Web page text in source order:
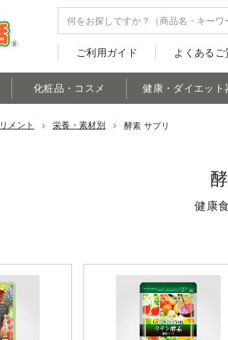
ご利用ガイド よくあるご
化粧品・コスメ 健康・ダイエット
メント 栄養・素材別 酵素 サプリ
健康